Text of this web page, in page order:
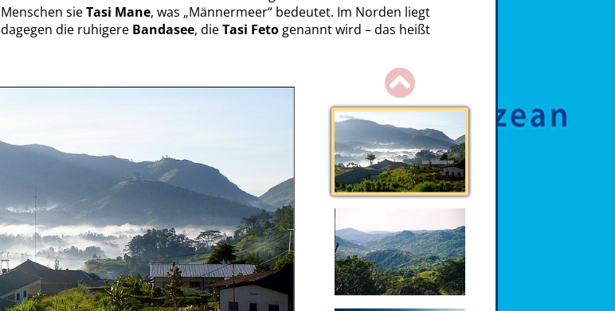
Menschen sieTasi Mane, was „Männermeer“ bedeutet. Im Norden liegt
dagegen die ruhigere Bandasee, dieTasi Fetogenannt wird – das heißt